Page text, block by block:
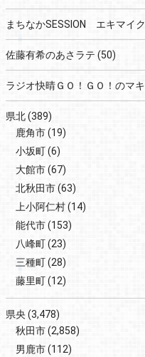
まちなかSESSION エキマイク
佐藤有希のあさラテ (50)
ラジオ快晴ＧＯ！ＧＯ！のマキ
県北(389)
鹿角市(19)
小坂町(6)
大館市(67)
北秋田市(63)
上小阿仁村(14)
能代市(153)
八峰町(23)
三種町(28)
藤里町(12)
県央(3,478)
秋田市(2,858)
男鹿市(112)